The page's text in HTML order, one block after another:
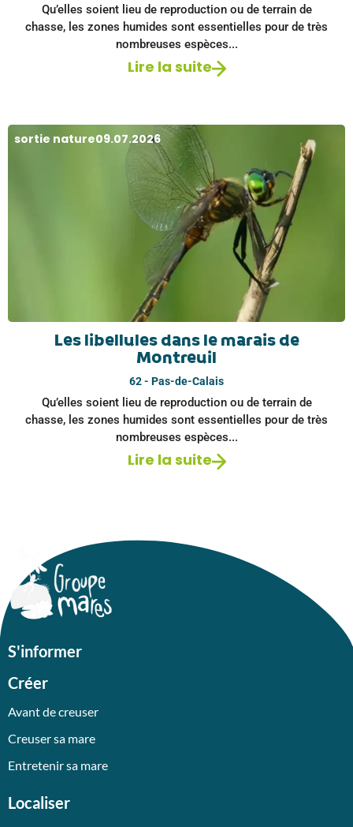
Qu’elles soient lieu de reproduction ou de terrain de
chasse, les zones humides sont essentielles pour de très
nombreuses espèces...
Lire la suite
sortie nature09.07.2026
Les libellules dans le marais de
Montreuil
62 - Pas-de-Calais
Qu’elles soient lieu de reproduction ou de terrain de
chasse, les zones humides sont essentielles pour de très
nombreuses espèces...
Lire la suite
S'informer
Créer
Avant de creuser
Creuser sa mare
Entretenir sa mare
Localiser